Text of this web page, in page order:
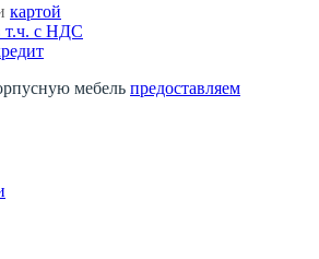
картой
т.ч. с НДС
мебель предоставляем